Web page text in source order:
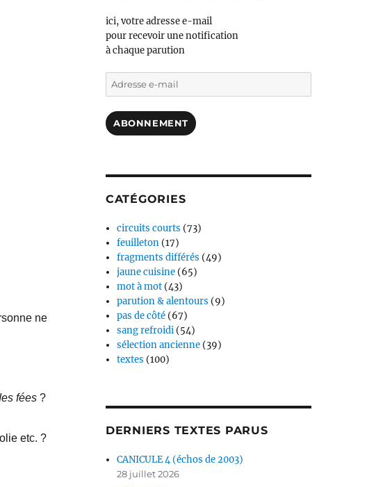
ne
fées?
etc. ?
ici, votre adresse e-mail
pour recevoir une notification
à chaque parution
Adresse
e-
ABONNEMENT
CATÉGORIES
circuits courts (73)
feuilleton (17)
fragments différés (49)
jaune cuisine (65)
mot à mot (43)
parution & alentours (9)
pas de côté (67)
sang refroidi (54)
sélection ancienne (39)
textes (100)
DERNIERS TEXTES PARUS
CANICULE 4 (échos de 2003)
28 juillet 2026